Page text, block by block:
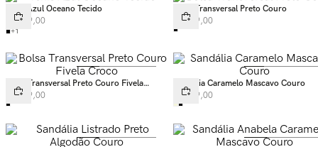
Tênis Azul Oceano Tecido
R$ 499,00
+1
Bolsa Transversal Preto Couro
R$ 899,00
Bolsa Transversal Preto Couro Fivela
Croco
R$ 899,00
Sandália Caramelo Mascavo Couro
R$ 569,00